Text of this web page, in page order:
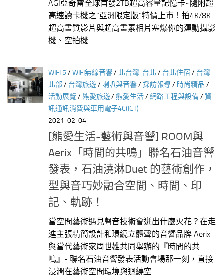
AGI亞奇雷全球首發2TB超高容量記憶卡~隨附超
高速讀卡機之”亞洲限定版”特價上市！拍4K/8K
超高畫質影片與超高畫素相片塞爆你的運動攝影
機、空拍機...
WIFI 5 /WIFI無線音響/ 北台灣-台北 / 台北住宿 / 台灣
北部 / 台灣旅遊/ 喇叭與音響/採訪報導/ 時尚精品 /
活動展覽/ 熊愛旅遊/ 熊愛生活/網路工程與設備/資
訊通訊消費與車用電子4C(ICT)
2021-02-04
[熊愛生活-藝術與音響] ROOM與
Aerix「時間的共鳴」聯名石油音響
發表，石油澆淋Duet 的藝術創作，
型與音巧妙融合空間、時間、印
記、軌跡！
當空間藝術遇見聲音技術會迸出什麼火花？在走
進主張精簡設計和環繞立體聲的音響品牌 Aerix
與當代藝術家周世雄共同舉辦的『時間的共
鳴』- 聯名石油音響發表活動會場那一刻，直接
浸潤在藝術空間環境與迴繞空...